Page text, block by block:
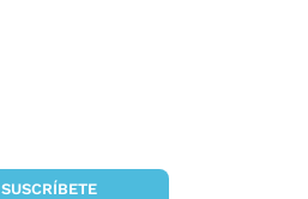
SUSCRÍBETE